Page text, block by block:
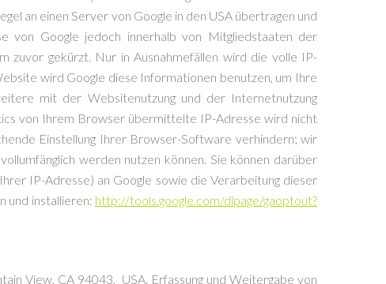
an einen Server von Google in den USA übertragen und
von Google jedoch innerhalb von Mitgliedstaaten der
zuvor gekürzt. Nur in Ausnahmefällen wird die volle IP-
wird Google diese Informationen benutzen, um Ihre
mit der Websitenutzung und der Internetnutzung
von Ihrem Browser übermittelte IP-Adresse wird nicht
Einstellung Ihrer Browser-Software verhindern; wir
werden nutzen können. Sie können darüber
IP-Adresse) an Google sowie die Verarbeitung dieser
und installieren: http://tools.google.com/dlpage/gaoptout?
View, CA 94043, USA. Erfassung und Weitergabe von